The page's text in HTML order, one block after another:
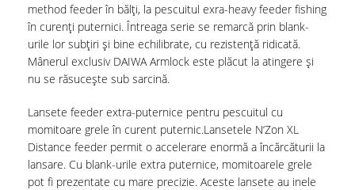
method feeder în bălți, la pescuitul exra-heavy feeder fishing
în curenți puternici. Întreaga serie se remarcă prin blank-
urile lor subțiri și bine echilibrate, cu rezistență ridicată.
Mânerul exclusiv DAIWA Armlock este plăcut la atingere și
nu se răsucește sub sarcină.
Lansete feeder extra-puternice pentru pescuitul cu
momitoare grele în curent puternic.Lansetele N‘Zon XL
Distance feeder permit o accelerare enormă a încărcăturii la
lansare. Cu blank-urile extra puternice, momitoarele grele
pot fi prezentate cu mare precizie. Aceste lansete au inele